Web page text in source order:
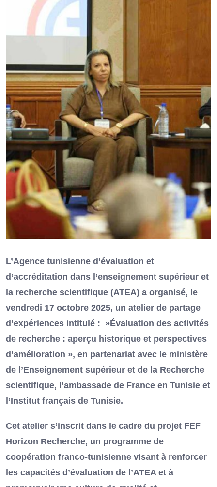
L’Agence tunisienne d’évaluation et
d’accréditation dans l’enseignement supérieur et
la recherche scientifique (ATEA) a organisé, le
vendredi 17 octobre 2025, un atelier de partage
d’expériences intitulé : »Évaluation des activités
de recherche : aperçu historique et perspectives
d’amélioration », en partenariat avec le ministère
de l’Enseignement supérieur et de la Recherche
scientifique, l’ambassade de France en Tunisie et
l’Institut français de Tunisie.
Cet atelier s’inscrit dans le cadre du projet FEF
Horizon Recherche, un programme de
coopération franco-tunisienne visant à renforcer
les capacités d’évaluation de l’ATEA et à